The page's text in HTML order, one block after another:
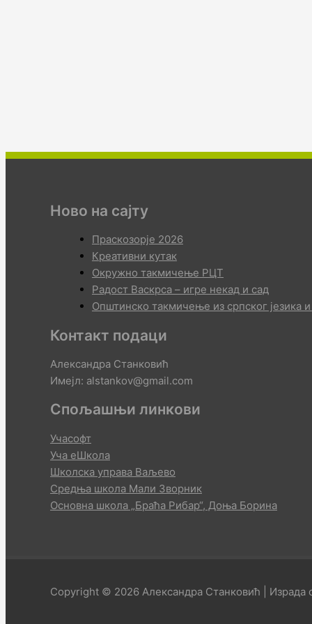
Ново на сајту
Праскозорје 2026
Креативни кутак
Окружно такмичење РЦТ
Радост Васкрса – игре некад и сад
Општинско такмичење из српског језика и
Контакт подаци
Александра Станковић
Имејл: alstankov@gmail.com
Спољашњи линкови
Учасофт
Уча еШкола
Школска управа Ваљево
Средња школа Мали Зворник
Основна школа „Браћа Рибар“, Доња Борина
Copyright © 2026 Александра Станковић | Израда